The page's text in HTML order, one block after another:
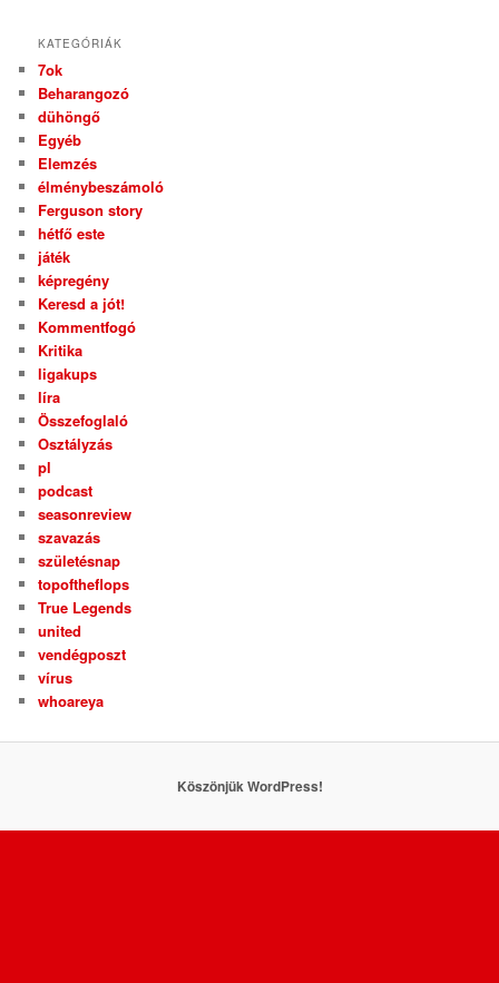
KATEGÓRIÁK
7ok
Beharangozó
dühöngő
Egyéb
Elemzés
élménybeszámoló
Ferguson story
hétfő este
játék
képregény
Keresd a jót!
Kommentfogó
Kritika
ligakups
líra
Összefoglaló
Osztályzás
pl
podcast
seasonreview
szavazás
születésnap
topoftheflops
True Legends
united
vendégposzt
vírus
whoareya
Köszönjük WordPress!